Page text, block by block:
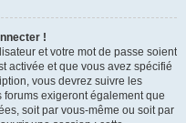
!
et votre mot de passe soient
activée et que vous avez spécifié
vous devrez suivre les
exigeront également que
soit par vous-même ou soit par